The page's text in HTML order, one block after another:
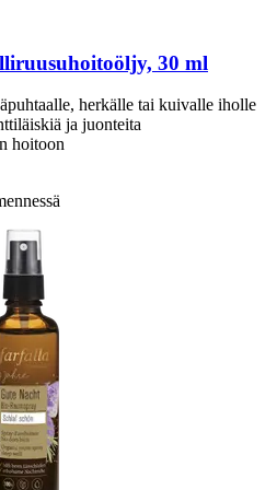
30 ml
herkälle tai kuivalle iholle
ja juonteita
hoitoon